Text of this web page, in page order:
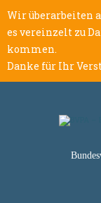
Wir überarbeiten
es vereinzelt zu
kommen.
Danke für Ihr